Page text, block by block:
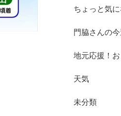
ちょっと気に
門脇さんの
地元応援！
天気
未分類